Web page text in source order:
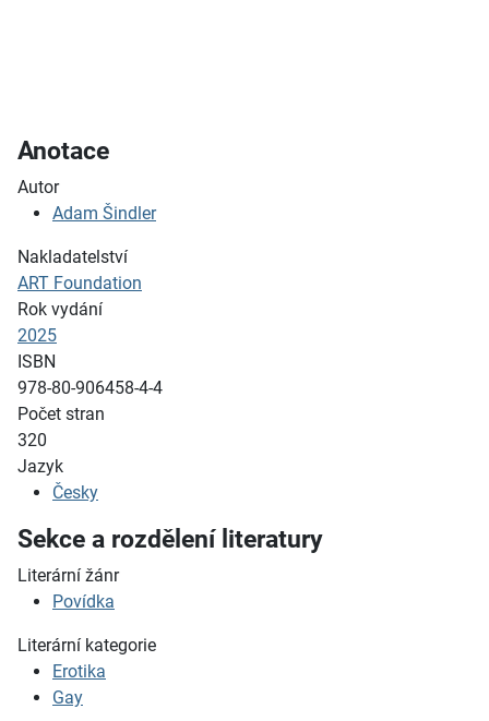
Anotace
Autor
Adam Šindler
Nakladatelství
ART Foundation
Rok vydání
2025
ISBN
978-80-906458-4-4
Počet stran
320
Jazyk
Česky
Sekce a rozdělení literatury
Literární žánr
Povídka
Literární kategorie
Erotika
Gay